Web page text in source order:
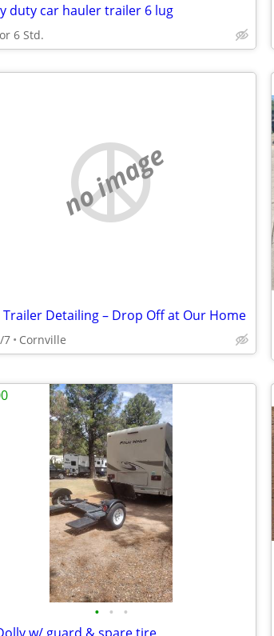
duty car hauler trailer 6 lug
6 Std.
no image
Trailer Detailing – Drop Off at Our Home
7 Cornville
• • •